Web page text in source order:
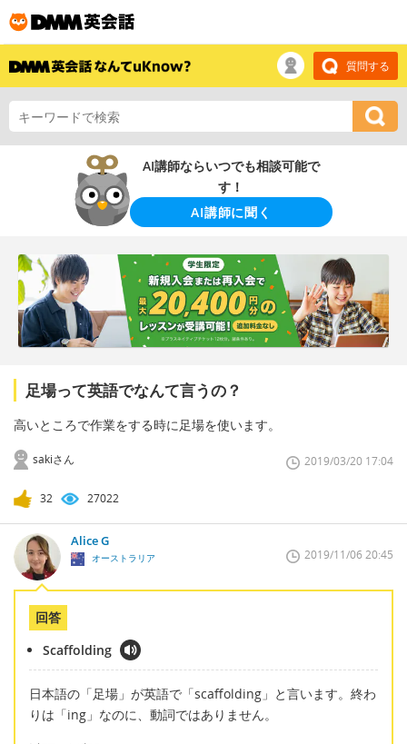
質問する
AI講師ならいつでも相談可能で
す！
AI講師に聞く
足場って英語でなんて言うの？
高いところで作業をする時に足場を使います。
sakiさん 2019/03/20 17:04
32 27022
Alice G
オーストラリア 2019/11/06 20:45
回答
Scaffolding
日本語の「足場」が英語で「scaffolding」と言います。終わ
りは「ing」なのに、動詞ではありません。